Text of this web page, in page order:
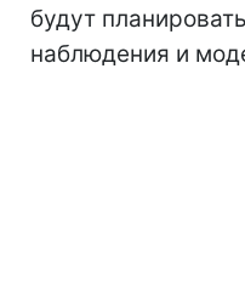
будут
наблюдения и